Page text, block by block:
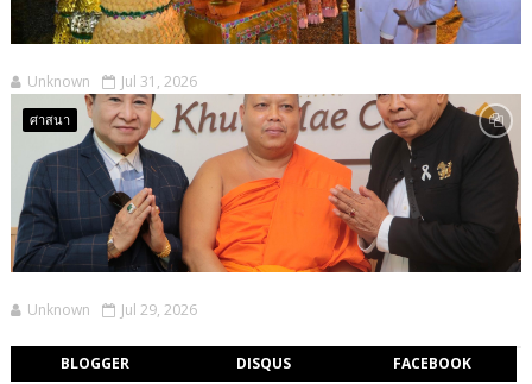
Unknown Jul 31, 2026
ศาสนา
Unknown Jul 29, 2026
BLOGGER DISQUS FACEBOOK